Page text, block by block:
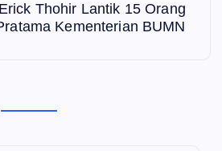
Thohir Lantik 15 Orang
Kementerian BUMN